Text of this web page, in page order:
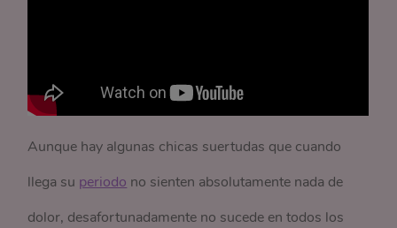
Aunque hay algunas chicas suertudas que cuando
llega su periodo no sienten absolutamente nada de
dolor, desafortunadamente no sucede en todos los